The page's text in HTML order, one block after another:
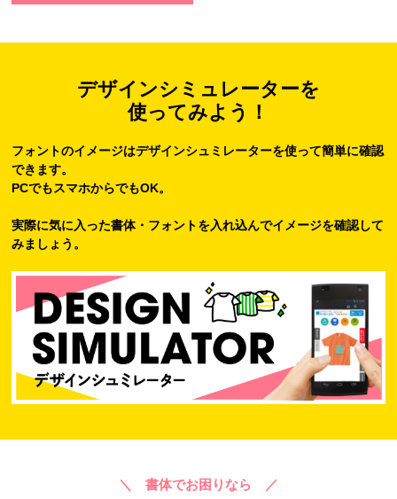
デザインシミュレーターを
使ってみよう！
フォントのイメージはデザインシュミレーターを使って簡単に確認
できます。
PCでもスマホからでもOK。
実際に気に入った書体・フォントを入れ込んでイメージを確認して
みましょう。
＼ 書体でお困りなら ／